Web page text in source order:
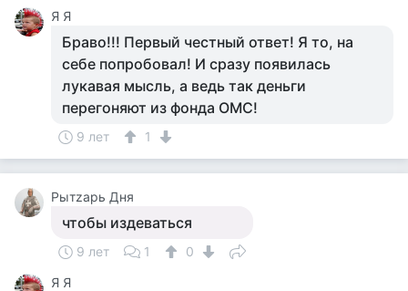
Я Я
Браво!!! Первый честный ответ! Я то, на
себе попробовал! И сразу появилась
лукавая мысль, а ведь так деньги
перегоняют из фонда ОМС!
9 лет 1
Рытzарь Дня
чтобы издеваться
9 лет 1
0
Я Я